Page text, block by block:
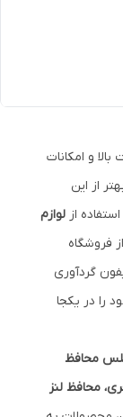
و امکانات
از این
از لوازم
فروشگاه
گردآوری
را در یکجا
محافظ
محافظ لنز